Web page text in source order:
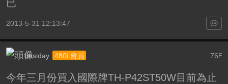
已
2013-5-31 12:13:47
76F
dosiday 480i 會員
今年三月份買入國際牌TH-P42ST50W目前為止